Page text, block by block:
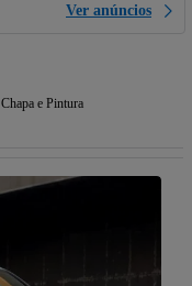
Ver anúncios
Chapa e Pintura